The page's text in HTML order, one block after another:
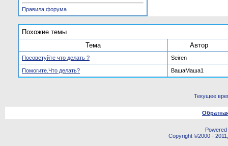
Правила форума
Похожие темы
Тема
Автор
Посоветуйте что делать ? Seiren
Помогите.Что делать? ВашаМаша1
Текущее
Copyright ©2000 -